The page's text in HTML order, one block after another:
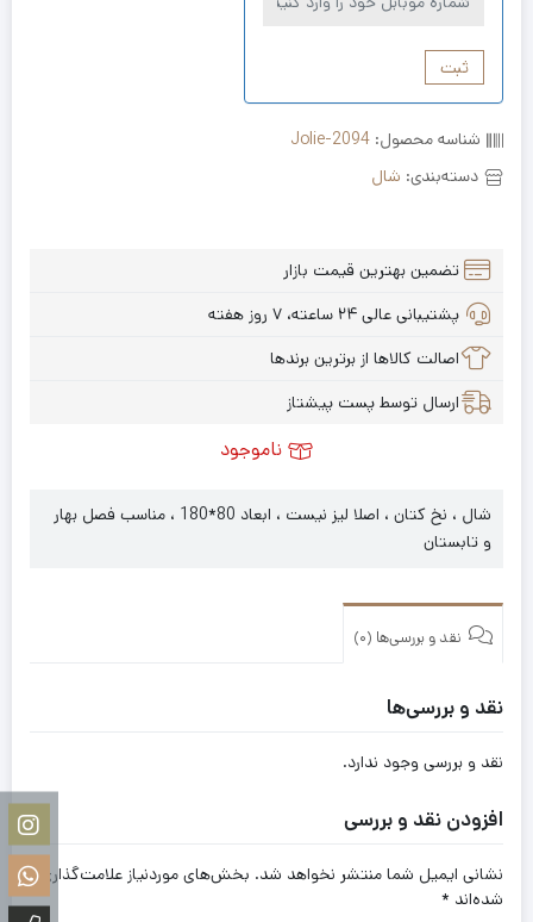
ثبت
شناسه محصول: Jolie-2094
دسته‌بندی: شال
تضمین بهترین قیمت بازار
پشتیبانی عالی ۲۴ ساعته، ۷ روز هفته
اصالت کالاها از برترین برندها
ارسال توسط پست پیشتاز
ناموجود
شال ، نخ کتان ، اصلا لیز نیست ، ابعاد 80*180 ، مناسب فصل بهار
و تابستان
نقد و بررسی‌ها (0)
نقد و بررسی‌ها
نقد و بررسی وجود ندارد.
افزودن نقد و بررسی
نشانی ایمیل شما منتشر نخواهد شد. بخش‌های موردنیاز علامت‌گذاری
شده‌اند *